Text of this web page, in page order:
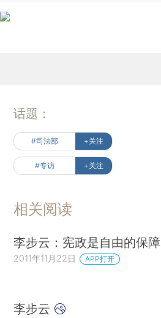
话题：
#司法部 +关注
#专访 +关注
相关阅读
李步云：宪政是自由的保障
2011年11月22日 APP打开
李步云